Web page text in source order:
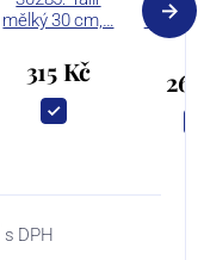
mělký 30 cm,…
315 Kč
s DPH